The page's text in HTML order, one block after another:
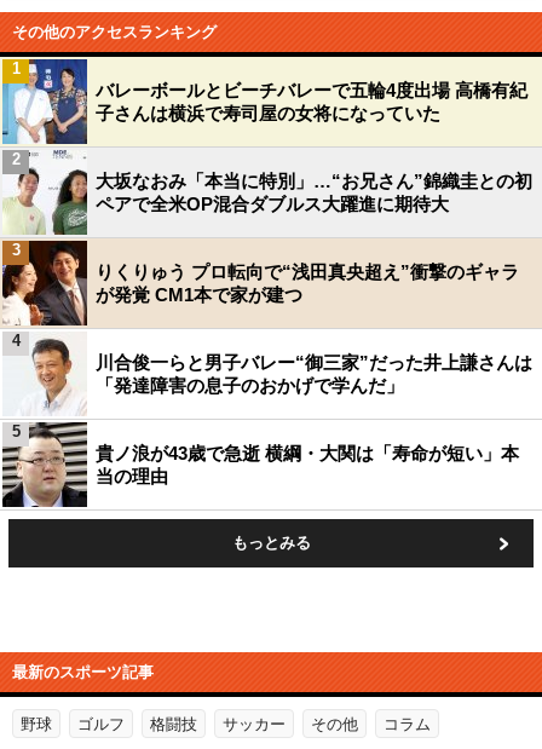
その他のアクセスランキング
バレーボールとビーチバレーで五輪4度出場 高橋有紀
子さんは横浜で寿司屋の女将になっていた
1
大坂なおみ「本当に特別」…“お兄さん”錦織圭との初
ペアで全米OP混合ダブルス大躍進に期待大
2
りくりゅう プロ転向で“浅田真央超え”衝撃のギャラ
が発覚 CM1本で家が建つ
3
川合俊一らと男子バレー“御三家”だった井上謙さんは
「発達障害の息子のおかげで学んだ」
4
貴ノ浪が43歳で急逝 横綱・大関は「寿命が短い」本
当の理由
5
もっとみる
最新のスポーツ記事
野球 ゴルフ 格闘技 サッカー その他 コラム